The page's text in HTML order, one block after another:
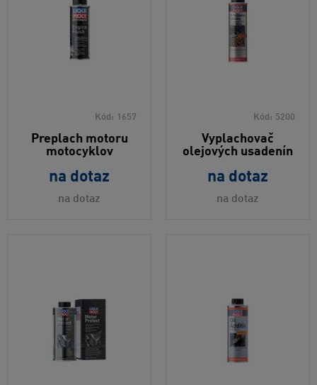
Kód: 1657
Preplach motoru
motocyklov
na dotaz
na dotaz
Kód: 5200
Vyplachovač
olejových usadenín
na dotaz
na dotaz